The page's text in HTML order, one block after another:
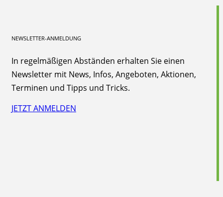
NEWSLETTER-ANMELDUNG
In regelmäßigen Abständen erhalten Sie einen
Newsletter mit News, Infos, Angeboten, Aktionen,
Terminen und Tipps und Tricks.
JETZT ANMELDEN